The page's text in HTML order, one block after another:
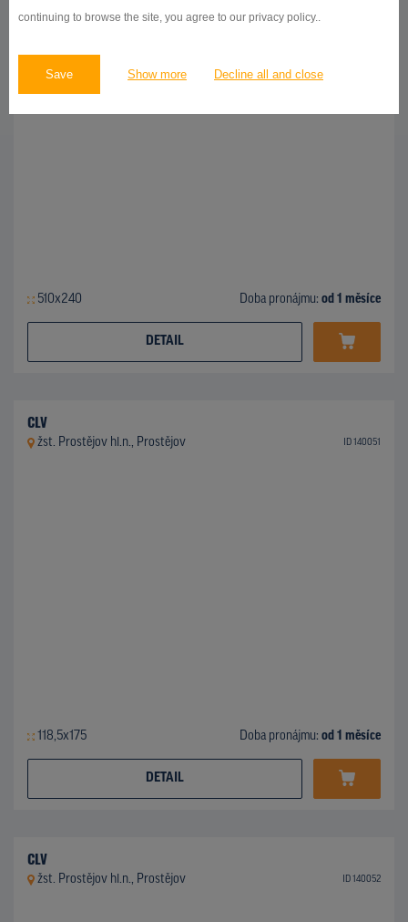
continuing to browse the site, you agree to our privacy policy..
Save Show more Decline all and close
510x240 Doba pronájmu: od 1 měsíce
DETAIL
CLV
žst. Prostějov hl.n., Prostějov ID 140051
118,5x175 Doba pronájmu: od 1 měsíce
DETAIL
CLV
žst. Prostějov hl.n., Prostějov ID 140052